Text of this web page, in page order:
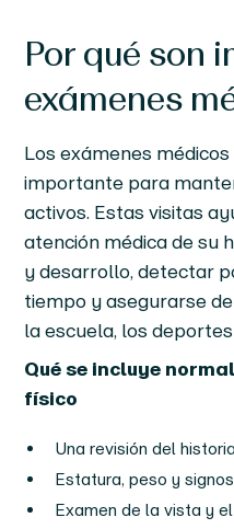
Por qué son
exámenes
Los exámenes
importante para
activos. Estas visitas
atención médica de su
y desarrollo, detectar
tiempo y asegurarse
la escuela, los
Qué se incluye
físico
Una revisión del
Estatura, peso y
Examen de la vista y